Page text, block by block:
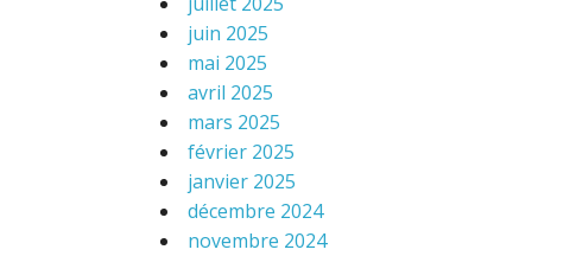
juin 2025
mai 2025
avril 2025
mars 2025
février 2025
janvier 2025
décembre 2024
novembre 2024